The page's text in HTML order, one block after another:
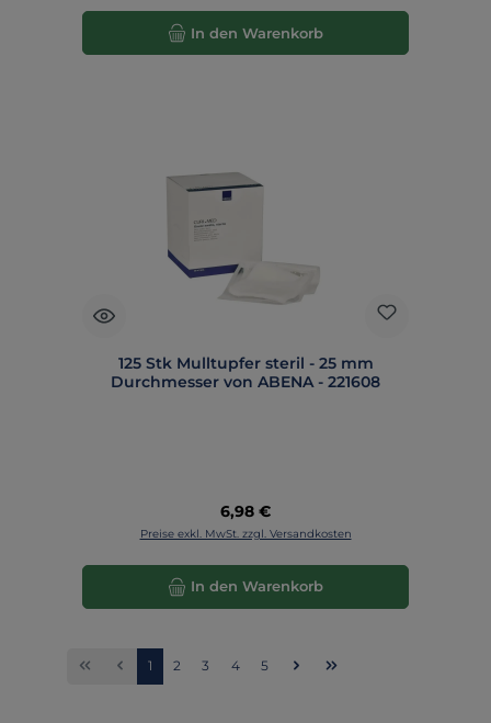
In den Warenkorb
125 Stk Mulltupfer steril - 25 mm
Durchmesser von ABENA - 221608
Regulärer Preis:
6,98 €
Preise exkl. MwSt. zzgl. Versandkosten
In den Warenkorb
Seite
1 Seite
2 Seite
3 Seite
4 Seite
5